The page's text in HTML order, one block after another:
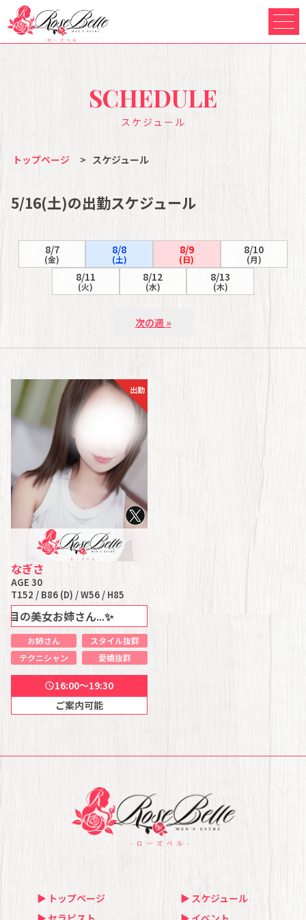
スケジュール
SCHEDULE
トップページ > スケジュール
5/16(土)の出勤スケジュール
8/7
(金)
8/8
(土)
8/9
(日)
8/10
(月)
8/11
(火)
8/12
(水)
8/13
(木)
次の週 »
出勤
なぎさ
AGE 30
T152 / B86 (D) / W56 / H85
女お姉さん...✨
お姉さん
スタイル抜群
テクニシャン
愛嬌抜群
schedule16:00～19:30
ご案内可能
トップページ
スケジュール